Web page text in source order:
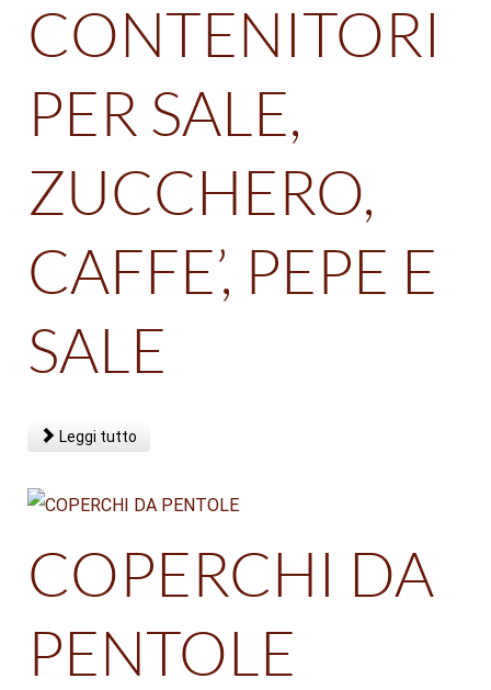
CONTENITORI
PER SALE,
ZUCCHERO,
CAFFE’, PEPE E
SALE
Leggi tutto
COPERCHI DA
PENTOLE